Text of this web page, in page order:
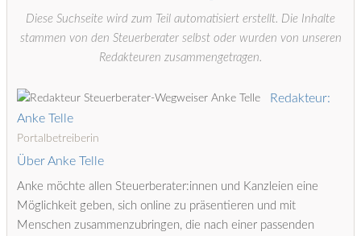
Diese Suchseite wird zum Teil automatisiert erstellt. Die Inhalte
stammen von den Steuerberater selbst oder wurden von unseren
Redakteuren zusammengetragen.
Redakteur:
Anke Telle
Portalbetreiberin
Über Anke Telle
Anke möchte allen Steuerberater:innen und Kanzleien eine
Möglichkeit geben, sich online zu präsentieren und mit
Menschen zusammenzubringen, die nach einer passenden